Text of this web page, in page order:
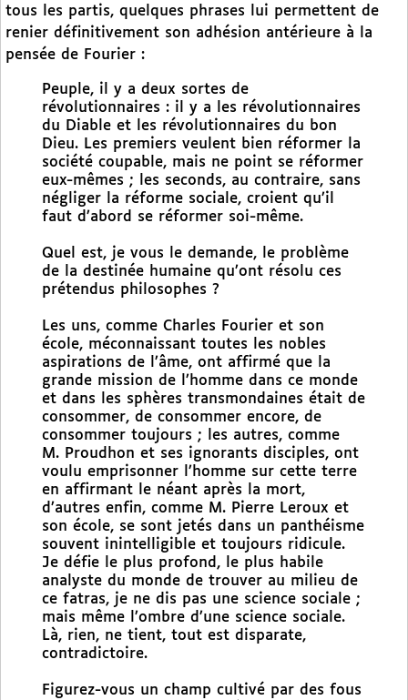
tous les partis, quelques phrases lui permettent de
renier définitivement son adhésion antérieure à la
pensée de Fourier :
Peuple, il y a deux sortes de
révolutionnaires : il y a les révolutionnaires
du Diable et les révolutionnaires du bon
Dieu. Les premiers veulent bien réformer la
société coupable, mais ne point se réformer
eux-mêmes ; les seconds, au contraire, sans
négliger la réforme sociale, croient qu’il
faut d’abord se réformer soi-même.
Quel est, je vous le demande, le problème
de la destinée humaine qu’ont résolu ces
prétendus philosophes ?
Les uns, comme Charles Fourier et son
école, méconnaissant toutes les nobles
aspirations de l’âme, ont affirmé que la
grande mission de l’homme dans ce monde
et dans les sphères transmondaines était de
consommer, de consommer encore, de
consommer toujours ; les autres, comme
M. Proudhon et ses ignorants disciples, ont
voulu emprisonner l’homme sur cette terre
en affirmant le néant après la mort,
d’autres enfin, comme M. Pierre Leroux et
son école, se sont jetés dans un panthéisme
souvent inintelligible et toujours ridicule.
Je défie le plus profond, le plus habile
analyste du monde de trouver au milieu de
ce fatras, je ne dis pas une science sociale ;
mais même l’ombre d’une science sociale.
Là, rien, ne tient, tout est disparate,
contradictoire.
Figurez-vous un champ cultivé par des fous